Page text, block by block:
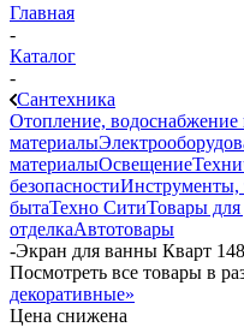
Главная
-
Каталог
-
Сантехника
Отопление, водоснабжение
материалы
материалыОсвещение
безопасностиИнструменты,
бытаТехно СитиТовары для
отделкаАвтотовары
-Экран для ванны Кварт
Посмотреть все товары в
декоративные»
Цена снижена